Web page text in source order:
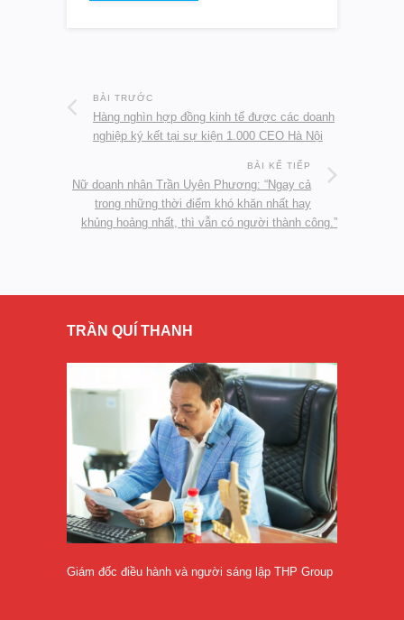
BÀI TRƯỚC
Hàng nghìn hợp đồng kinh tế được các doanh
nghiệp ký kết tại sự kiện 1.000 CEO Hà Nội
BÀI KẾ TIẾP
Nữ doanh nhân Trần Uyên Phương: “Ngay cả
trong những thời điểm khó khăn nhất hay
khủng hoảng nhất, thì vẫn có người thành công.”
TRẦN QUÍ THANH
Giám đốc điều hành và người sáng lập THP Group